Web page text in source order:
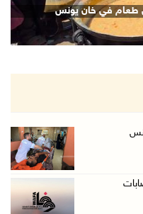
غرب جنين
بلدات شرق ...
في بيت دجن
طعام في خان يونس